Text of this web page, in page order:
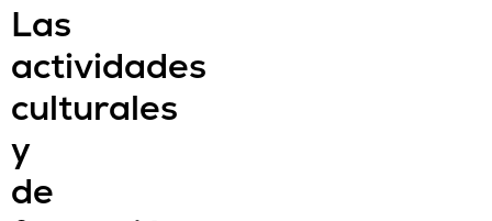
Las
actividades
culturales
y
de